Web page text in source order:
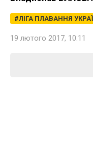
ЛІГА ПЛАВАННЯ
19 лютого 2017, 10:11